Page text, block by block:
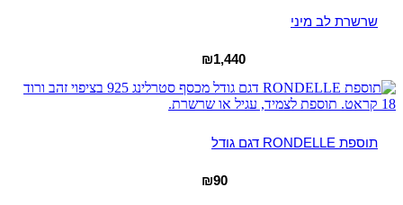
שרשרת לב מיני
₪1,440
תוספת RONDELLE דגם גודל
₪90